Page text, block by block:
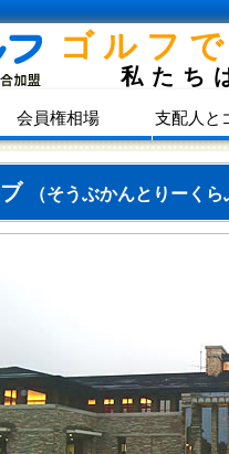
ゴルフ
私たち
会員権相場 支配人と
（そうぶかんとりーくら